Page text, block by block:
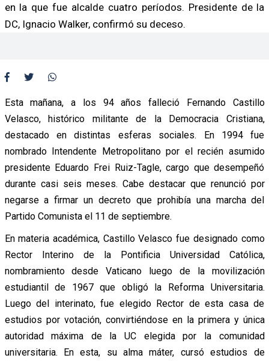
en la que fue alcalde cuatro períodos. Presidente de la
DC, Ignacio Walker, confirmó su deceso.
Esta mañana, a los 94 años falleció Fernando Castillo
Velasco, histórico militante de la Democracia Cristiana,
destacado en distintas esferas sociales. En 1994 fue
nombrado Intendente Metropolitano por el recién asumido
presidente Eduardo Frei Ruiz-Tagle, cargo que desempeñó
durante casi seis meses. Cabe destacar que renunció por
negarse a firmar un decreto que prohibía una marcha del
Partido Comunista el 11 de septiembre.
En materia académica, Castillo Velasco fue designado como
Rector Interino de la Pontificia Universidad Católica,
nombramiento desde Vaticano luego de la movilización
estudiantil de 1967 que obligó la Reforma Universitaria.
Luego del interinato, fue elegido Rector de esta casa de
estudios por votación, convirtiéndose en la primera y única
autoridad máxima de la UC elegida por la comunidad
universitaria. En esta, su alma máter, cursó estudios de